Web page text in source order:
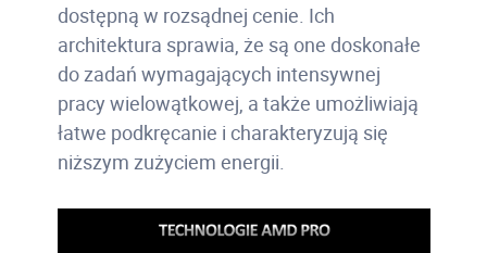
dostępną w rozsądnej cenie. Ich
architektura sprawia, że są one doskonałe
do zadań wymagających intensywnej
pracy wielowątkowej, a także umożliwiają
łatwe podkręcanie i charakteryzują się
niższym zużyciem energii.